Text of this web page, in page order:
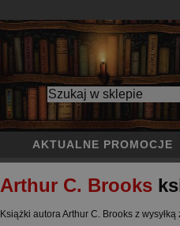
AKTUALNE PROMOCJE
Arthur C. Brooks
Książki autora Arthur C. Brooks z